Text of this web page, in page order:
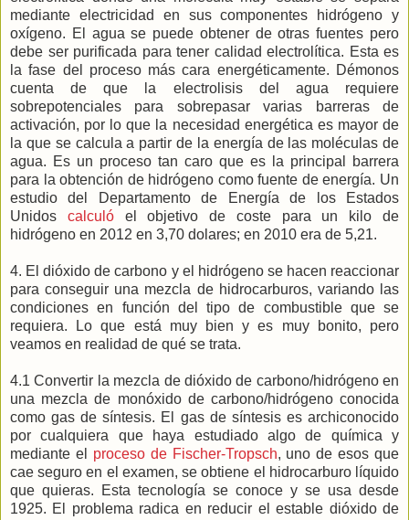
mediante electricidad en sus componentes hidrógeno y
oxígeno. El agua se puede obtener de otras fuentes pero
debe ser purificada para tener calidad electrolítica. Esta es
la fase del proceso más cara energéticamente. Démonos
cuenta de que la electrolisis del agua requiere
sobrepotenciales para sobrepasar varias barreras de
activación, por lo que la necesidad energética es mayor de
la que se calcula a partir de la energía de las moléculas de
agua. Es un proceso tan caro que es la principal barrera
para la obtención de hidrógeno como fuente de energía. Un
estudio del Departamento de Energía de los Estados
Unidos calculóel objetivo de coste para un kilo de
hidrógeno en 2012 en 3,70 dolares; en 2010 era de 5,21.
4. El dióxido de carbono y el hidrógeno se hacen reaccionar
para conseguir una mezcla de hidrocarburos, variando las
condiciones en función del tipo de combustible que se
requiera. Lo que está muy bien y es muy bonito, pero
veamos en realidad de qué se trata.
4.1 Convertir la mezcla de dióxido de carbono/hidrógeno en
una mezcla de monóxido de carbono/hidrógeno conocida
como gas de síntesis. El gas de síntesis es archiconocido
por cualquiera que haya estudiado algo de química y
mediante el proceso de Fischer-Tropsch, uno de esos que
cae seguro en el examen, se obtiene el hidrocarburo líquido
que quieras. Esta tecnología se conoce y se usa desde
1925. El problema radica en reducir el estable dióxido de